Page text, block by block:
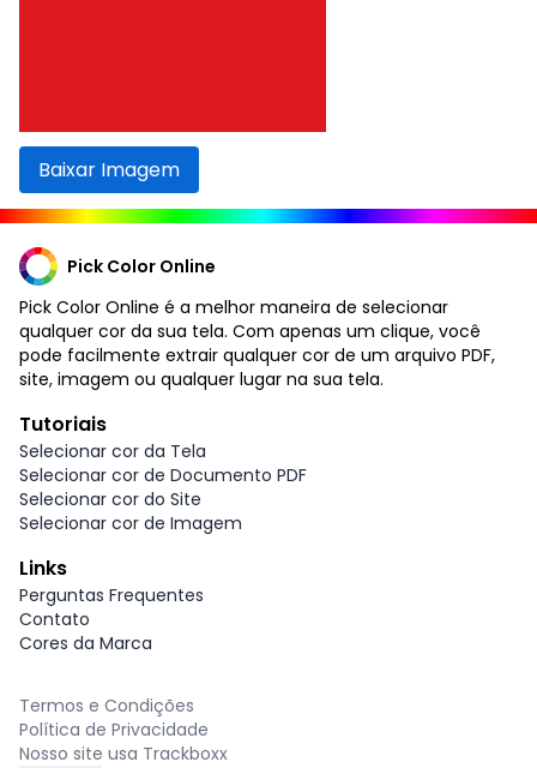
Baixar Imagem
Pick Color Online
Pick Color Online é a melhor maneira de selecionar
qualquer cor da sua tela. Com apenas um clique, você
pode facilmente extrair qualquer cor de um arquivo PDF,
site, imagem ou qualquer lugar na sua tela.
Tutoriais
Selecionar cor da Tela
Selecionar cor de Documento PDF
Selecionar cor do Site
Selecionar cor de Imagem
Links
Perguntas Frequentes
Contato
Cores da Marca
Termos e Condições
Política de Privacidade
Nosso site usa Trackboxx